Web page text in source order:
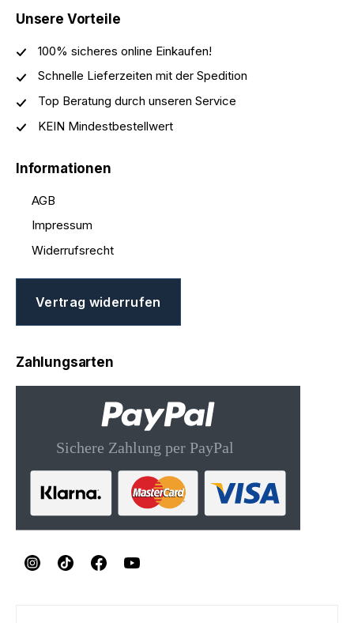
Unsere Vorteile
100% sicheres online Einkaufen!
Schnelle Lieferzeiten mit der Spedition
Top Beratung durch unseren Service
KEIN Mindestbestellwert
Informationen
AGB
Impressum
Widerrufsrecht
Vertrag widerrufen
Zahlungsarten